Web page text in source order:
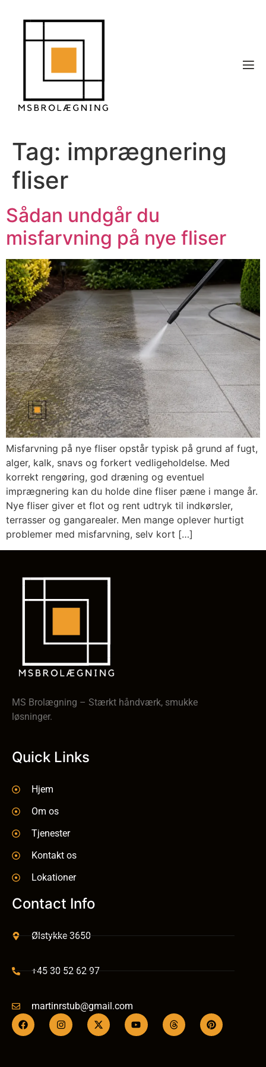
Tag: imprægnering
fliser
Sådan undgår du
misfarvning på nye fliser
Misfarvning på nye fliser opstår typisk på grund af fugt,
alger, kalk, snavs og forkert vedligeholdelse. Med
korrekt rengøring, god dræning og eventuel
imprægnering kan du holde dine fliser pæne i mange år.
Nye fliser giver et flot og rent udtryk til indkørsler,
terrasser og gangarealer. Men mange oplever hurtigt
problemer med misfarvning, selv kort […]
MS Brolægning – Stærkt håndværk, smukke
løsninger.
Quick Links
Hjem
Om os
Tjenester
Kontakt os
Lokationer
Contact Info
Ølstykke 3650
+45 30 52 62 97
martinrstub@gmail.com